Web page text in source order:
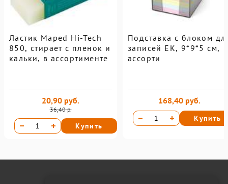
Ластик Maped Hi-Tech
850, стирает с пленок и
кальки, в ассортименте
36,40 р.
20,90 руб.
Купить
Подставка с блоком
записей EK, 9*9*5 см,
ассорти
168,40 руб.
Купить